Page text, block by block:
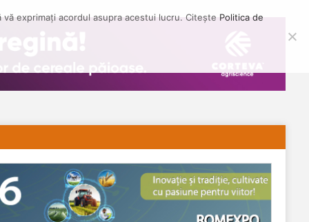
exprimați acordul asupra acestui lucru. Citește Politica de